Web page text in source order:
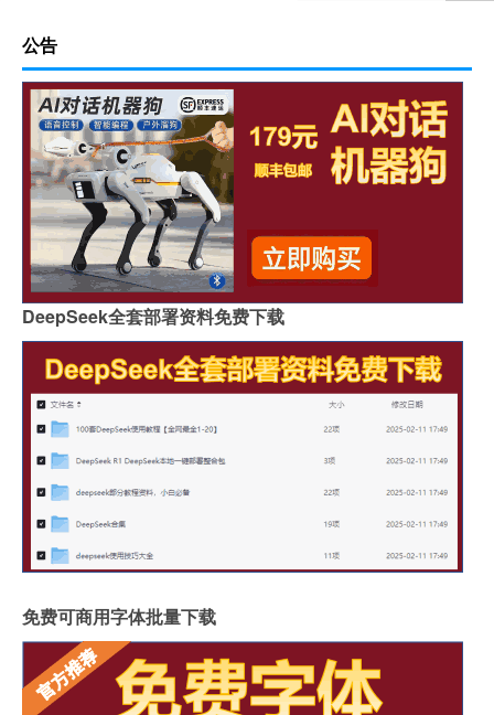
公告
DeepSeek全套部署资料免费下载
免费可商用字体批量下载